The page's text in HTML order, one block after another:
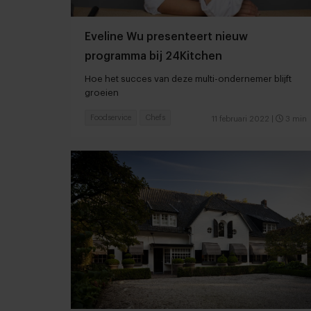
Eveline Wu presenteert nieuw
programma bij 24Kitchen
Hoe het succes van deze multi-ondernemer blijft
groeien
11 februari 2022 3 min
Foodservice Chefs